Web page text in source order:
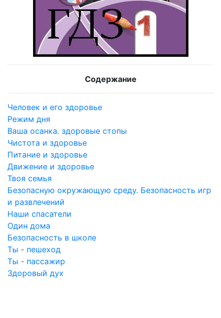
Содержание
Человек и его здоровье
Режим дня
Ваша осанка. здоровые стопы
Чистота и здоровье
Питание и здоровье
Движение и здоровье
Твоя семья
Безопасную окружающую среду. Безопасность игр
и развлечений
Наши спасатели
Один дома
Безопасность в школе
Ты - пешеход
Ты - пассажир
Здоровый дух